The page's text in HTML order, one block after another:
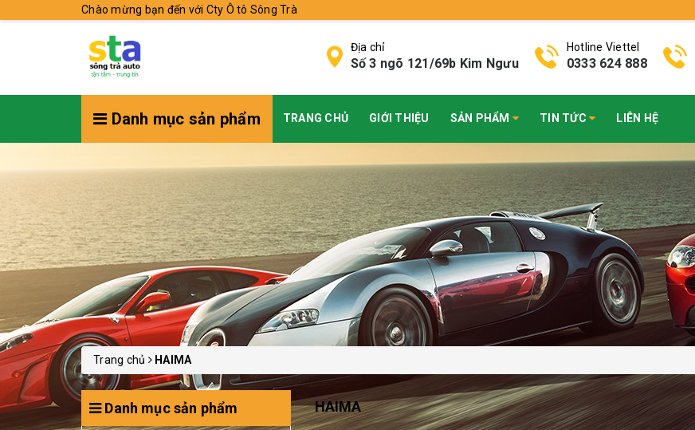
Chào mừng bạn đến với Cty Ô tô Sông Trà
Địa chỉ
Số 3 ngõ 121/69b Kim Ngưu
Hotline Viettel
0333 624 888
Danh mục sản phẩm TRANG CHỦ GIỚI THIỆU SẢN PHẨM TIN TỨC LIÊN HỆ
Trang chủ HAIMA
HAIMA
Danh mục sản phẩm